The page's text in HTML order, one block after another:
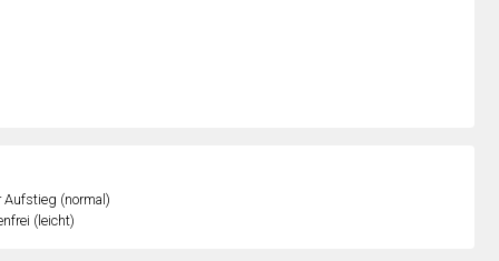
Aufstieg (normal)
(leicht)